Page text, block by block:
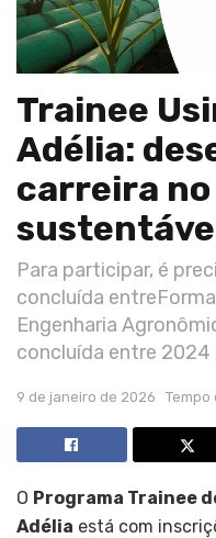
Trainee
Adélia:
carreira
Para participar, é
concluída
Engenharia
concluída entre 2024
9 de janeiro de 2026 Tempo
O Programa Trainee
Adélia está com